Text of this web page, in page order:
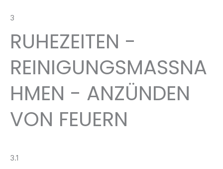
3
RUHEZEITEN -
REINIGUNGSMASSNA
HMEN - ANZÜNDEN
VON FEUERN
3.1